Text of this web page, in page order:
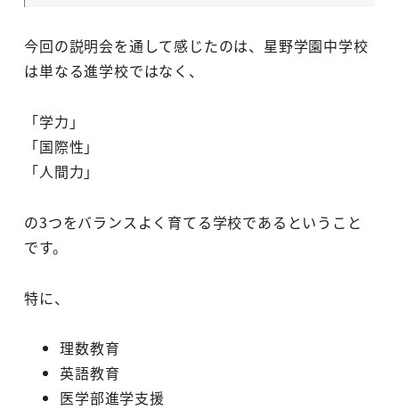
今回の説明会を通して感じたのは、星野学園中学校
は単なる進学校ではなく、
「学力」
「国際性」
「人間力」
の3つをバランスよく育てる学校であるということ
です。
特に、
理数教育
英語教育
医学部進学支援